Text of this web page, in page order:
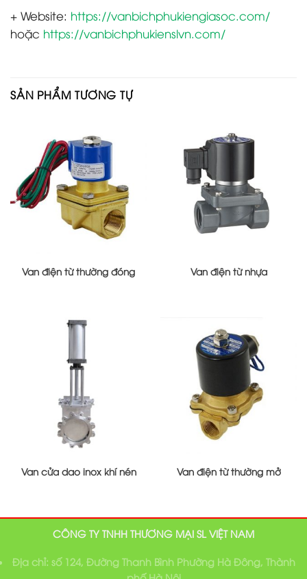
+ Website: https://vanbichphukiengiasoc.com/
hoặc https://vanbichphukienslvn.com/
SẢN PHẨM TƯƠNG TỰ
Van điện từ thường đóng Van điện từ nhựa
Van cửa dao inox khí nén Van điện từ thường mở
CÔNG TY TNHH THƯƠNG MẠI SL VIỆT NAM
Địa chỉ: số 124, Đường Thanh Bình Phường Hà Đông, Thành